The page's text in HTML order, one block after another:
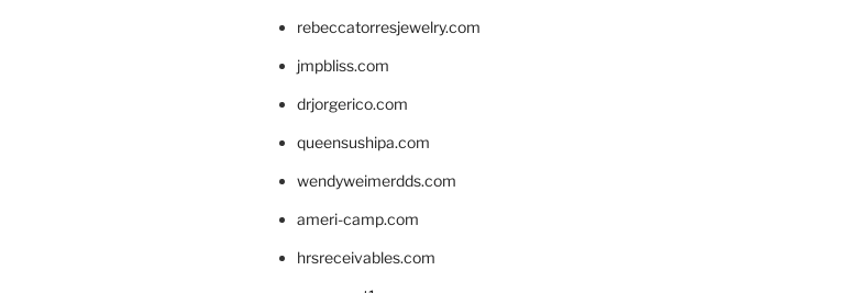
rebeccatorresjewelry.com
jmpbliss.com
drjorgerico.com
queensushipa.com
wendyweimerdds.com
ameri-camp.com
hrsreceivables.com